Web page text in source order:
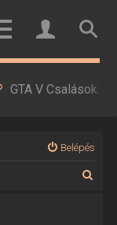
GTA V Csalások
Belépés